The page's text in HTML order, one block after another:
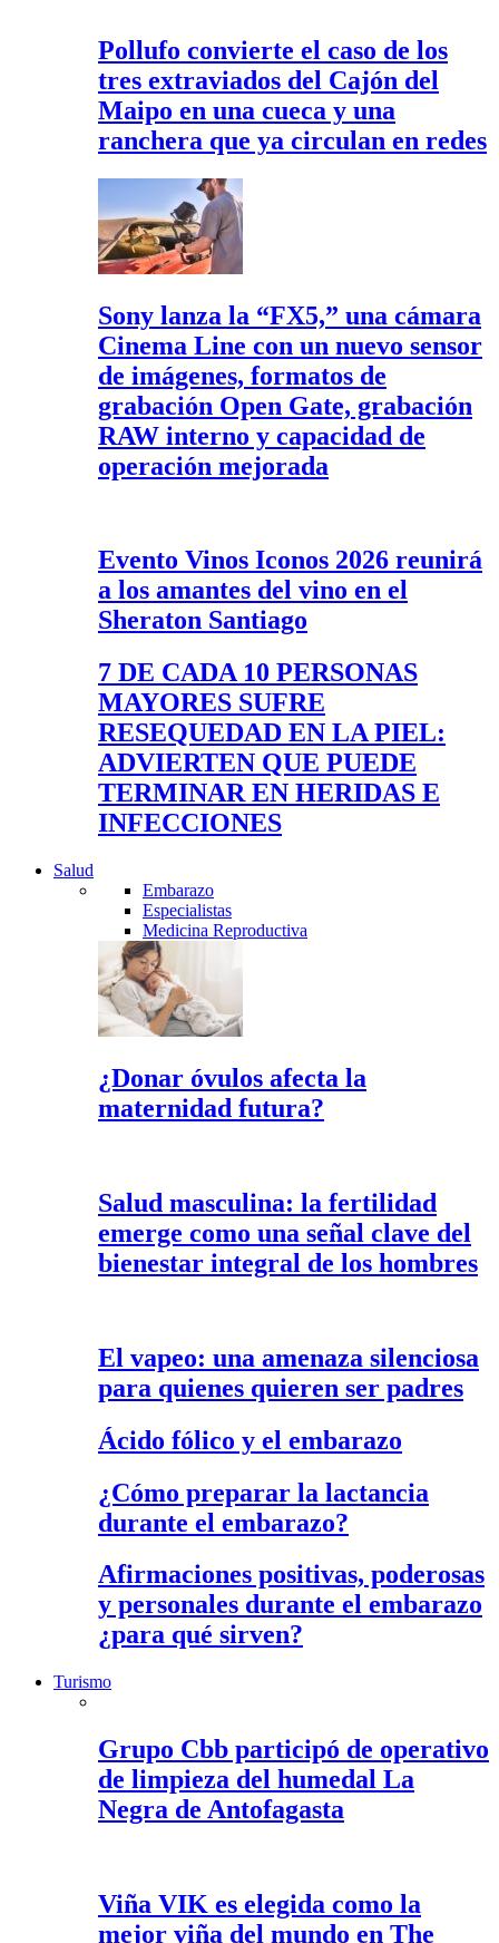
Pollufo convierte el caso de los
tres extraviados del Cajón del
Maipo en una cueca y una
ranchera que ya circulan en redes
Sony lanza la “FX5,” una cámara
Cinema Line con un nuevo sensor
de imágenes, formatos de
grabación Open Gate, grabación
RAW interno y capacidad de
operación mejorada
Evento Vinos Iconos 2026 reunirá
a los amantes del vino en el
Sheraton Santiago
7 DE CADA 10 PERSONAS
MAYORES SUFRE
RESEQUEDAD EN LA PIEL:
ADVIERTEN QUE PUEDE
TERMINAR EN HERIDAS E
INFECCIONES
Salud
Embarazo
Especialistas
Medicina Reproductiva
¿Donar óvulos afecta la
maternidad futura?
Salud masculina: la fertilidad
emerge como una señal clave del
bienestar integral de los hombres
El vapeo: una amenaza silenciosa
para quienes quieren ser padres
Ácido fólico y el embarazo
¿Cómo preparar la lactancia
durante el embarazo?
Afirmaciones positivas, poderosas
y personales durante el embarazo
¿para qué sirven?
Turismo
Grupo Cbb participó de operativo
de limpieza del humedal La
Negra de Antofagasta
Viña VIK es elegida como la
mejor viña del mundo en The